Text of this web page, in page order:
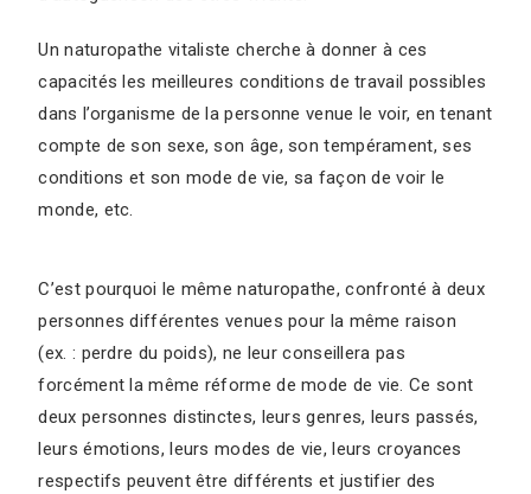
Un naturopathe vitaliste cherche à donner à ces
capacités les meilleures conditions de travail possibles
dans l’organisme de la personne venue le voir, en tenant
compte de son sexe, son âge, son tempérament, ses
conditions et son mode de vie, sa façon de voir le
monde, etc.
C’est pourquoi le même naturopathe, confronté à deux
personnes différentes venues pour la même raison
(ex. : perdre du poids), ne leur conseillera pas
forcément la même réforme de mode de vie. Ce sont
deux personnes distinctes, leurs genres, leurs passés,
leurs émotions, leurs modes de vie, leurs croyances
respectifs peuvent être différents et justifier des